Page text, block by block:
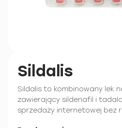
Sildalis
Sildalis to kombinowany lek
zawierający sildenafil i
sprzedaży internetowej bez